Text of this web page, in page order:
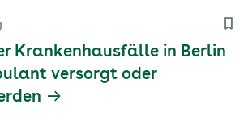
Krankenhausfälle in Berlin
versorgt oder